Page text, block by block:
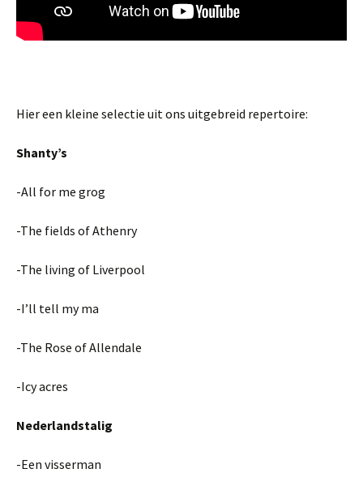
Hier een kleine selectie uit ons uitgebreid repertoire:
Shanty’s
-All for me grog
-The fields of Athenry
-The living of Liverpool
-I’ll tell my ma
-The Rose of Allendale
-Icy acres
Nederlandstalig
-Een visserman